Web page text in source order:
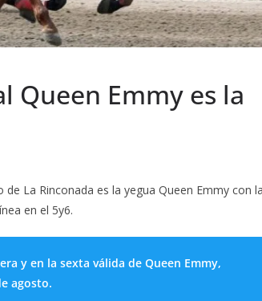
Queen Emmy es la
La Rinconada es la yegua Queen Emmy con la
en el 5y6.
y en la sexta válida de Queen Emmy,
agosto.